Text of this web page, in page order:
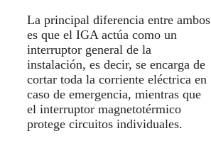
La principal diferencia entre ambos
es que el IGA actúa como un
interruptor general de la
instalación, es decir, se encarga de
cortar toda la corriente eléctrica en
caso de emergencia, mientras que
el interruptor magnetotérmico
protege circuitos individuales.